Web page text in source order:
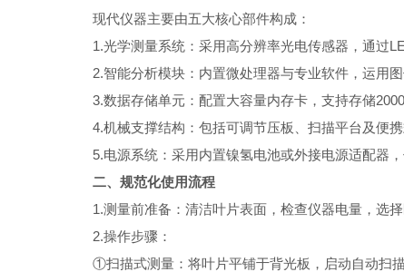
现代仪器主要由五大核心部件构成：
1.光学测量系统：采用高分辨率光电传感器，通过
2.智能分析模块：内置微处理器与专业软件，运用图
3.数据存储单元：配置大容量内存卡，支持存储2000
4.机械支撑结构：包括可调节压板、扫描平台及便携
5.电源系统：采用内置镍氢电池或外接电源适配器，
二、规范化使用流程
1.测量前准备：清洁叶片表面，检查仪器电量，选择
2.操作步骤：
①扫描式测量：将叶片平铺于背光板，启动自动扫描